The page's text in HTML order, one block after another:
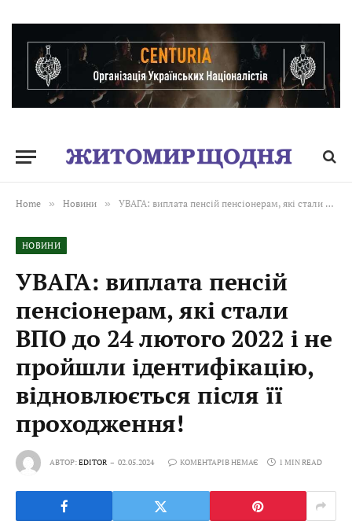
Home » Новини » УВАГА: виплата пенсій пенсіонерам, які стали ВПО до 24 лютого 2022 і не пройшли ідентифікацію, відновлюється після її проходження!
НОВИНИ
УВАГА: виплата пенсій
пенсіонерам, які стали
ВПО до 24 лютого 2022 і не
пройшли ідентифікацію,
відновлюється після її
проходження!
АВТОР:EDITOR 02.05.2024 КОМЕНТАРІВ НЕМАЄ 1 MIN READ